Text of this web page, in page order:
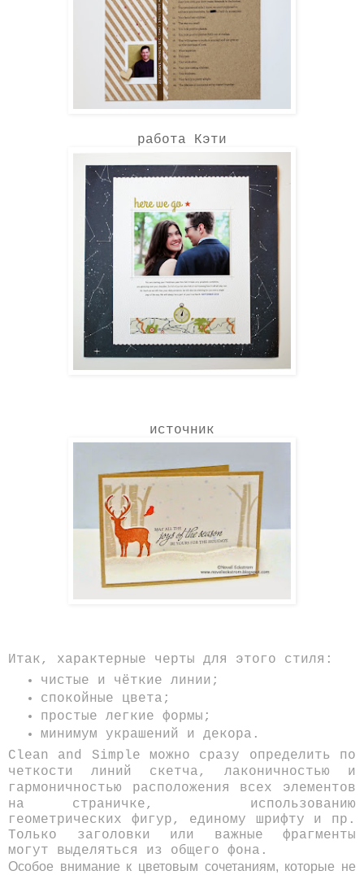
работа Кэти
источник
Итак, характерные черты для этого стиля:
чистые и чёткие линии;
спокойные цвета;
простые легкие формы ;
минимум украшений и декора.
Clean and Simple можно сразу определить по
четкости линий скетча,
лаконичностью и
гармоничностью расположения всех элементов
на страничке,
использованию
геометрических фигур, единому шрифту и пр.
Только заголовки или важные фрагменты
могут выделяться из общего фона.
Особое внимание к цветовым сочетаниям, которые не